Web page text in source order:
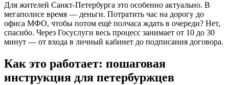
Для жителей Санкт-Петербурга это особенно актуально. В
мегаполисе время — деньги. Потратить час на дорогу до
офиса МФО, чтобы потом ещё полчаса ждать в очереди? Нет,
спасибо. Через Госуслуги весь процесс занимает от 10 до 30
минут — от входа в личный кабинет до подписания договора.
Как это работает: пошаговая
инструкция для петербуржцев